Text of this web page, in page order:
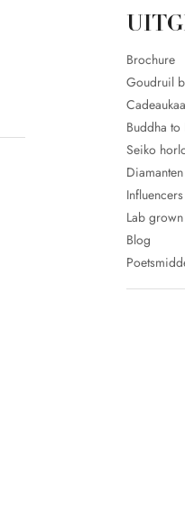
Brochure
Goudruil
Buddha
Seiko
Influencers
Lab
Blog